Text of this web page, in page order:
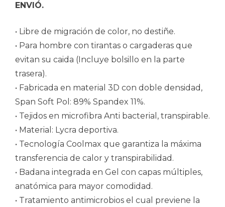
ENVIÓ.
• Libre de migración de color, no destiñe.
• Para hombre con tirantas o cargaderas que
evitan su caida (Incluye bolsillo en la parte
trasera).
• Fabricada en material 3D con doble densidad,
Span Soft Pol: 89% Spandex 11%.
• Tejidos en microfibra Anti bacterial, transpirable.
• Material: Lycra deportiva.
• Tecnología Coolmax que garantiza la máxima
transferencia de calor y transpirabilidad.
• Badana integrada en Gel con capas múltiples,
anatómica para mayor comodidad.
• Tratamiento antimicrobios el cual previene la